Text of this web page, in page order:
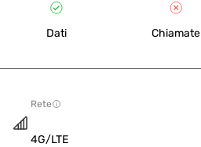
Dati Chiamate
Rete
4G/LTE